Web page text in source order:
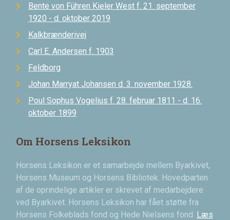
Bente von Führen Kieler West f. 21. september
1920 - d. oktober 2019
Kalkbrænderivej
Carl E. Andersen f. 1903
Feldborg
Johan Marryat Johansen d. 3. november 1928.
Poul Sophus Vogelius f. 28. februar 1811 - d. 16.
oktober 1899
Om Horsens Leksikon
Horsens Leksikon er et samarbejde mellem Byarkivet,
Horsens Museum og Horsens Bibliotek. Hovedparten
af de oprindelige artikler er skrevet af medarbejdere
ved Byarkivet. Horsens Leksikon har fået støtte fra
Horsens Folkeblads fond og Hede Nielsens fond. Læs